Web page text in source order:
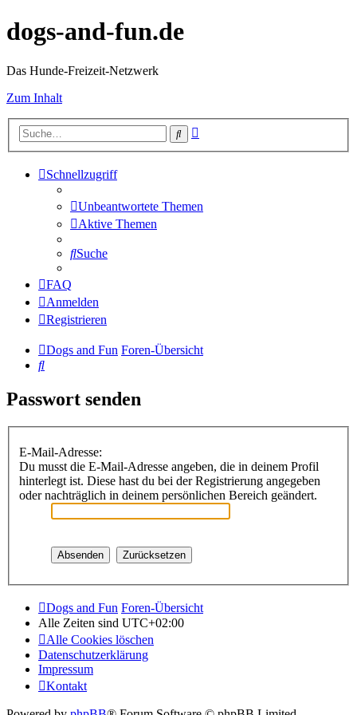
dogs-and-fun.de
Das Hunde-Freizeit-Netzwerk
Zum Inhalt
Suche
Schnellzugriff
Unbeantwortete Themen
Aktive Themen
Suche
FAQ
Anmelden
Registrieren
Dogs and Fun Foren-Übersicht
Suche
Passwort senden
E-Mail-Adresse:
Du musst die E-Mail-Adresse angeben, die in deinem Profil
hinterlegt ist. Diese hast du bei der Registrierung angegeben
oder nachträglich in deinem persönlichen Bereich geändert.
Dogs and Fun Foren-Übersicht
Alle Zeiten sind UTC+02:00
Alle Cookies löschen
Datenschutzerklärung
Impressum
Kontakt